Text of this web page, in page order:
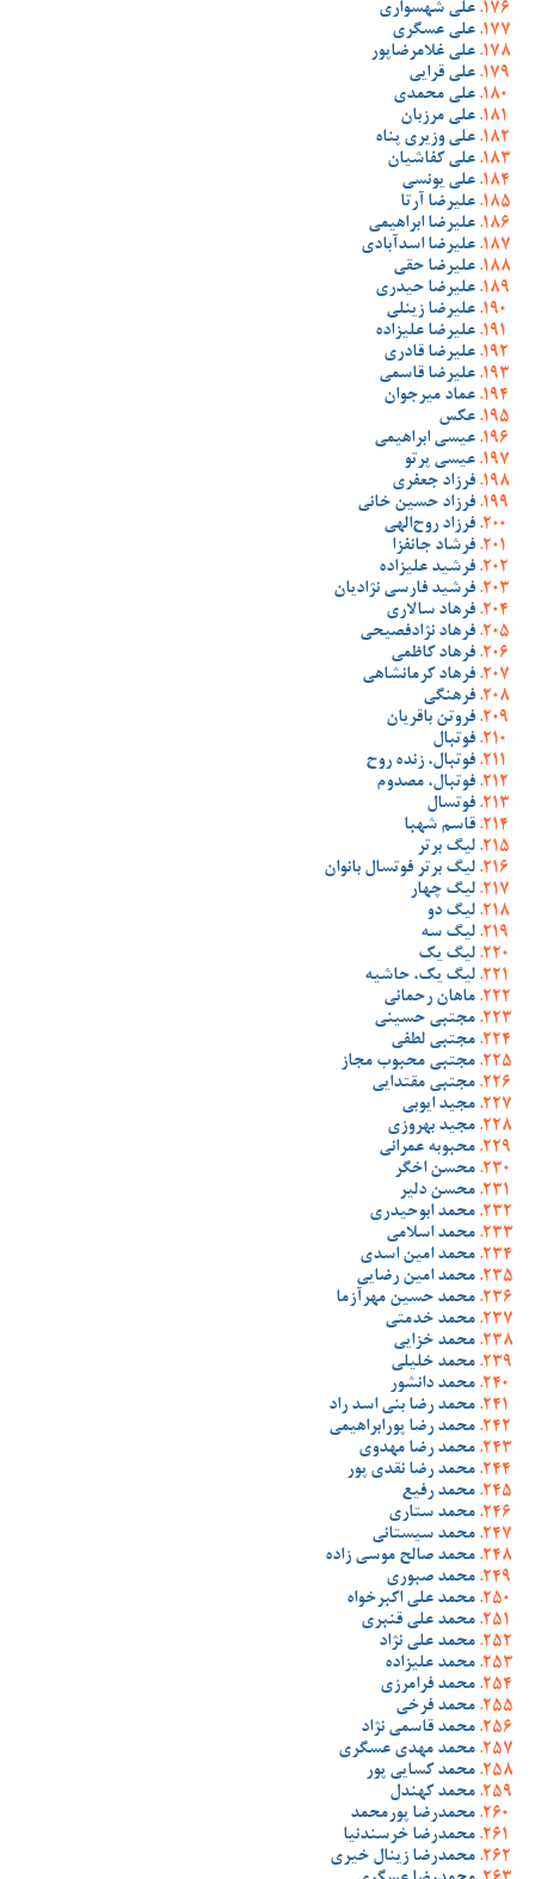
علی شهسواری
علی عسگری
علی غلامرضاپور
علی قرایی
علی محمدی
علی مرزبان
علی وزیری پناه
علی کفاشیان
علی یونسی
علیرضا آرتا
علیرضا ابراهیمی
علیرضا اسدآبادی
علیرضا حقی
علیرضا حیدری
علیرضا زینلی
علیرضا علیزاده
علیرضا قادری
علیرضا قاسمی
عماد میرجوان
عکس
عیسی ابراهیمی
عیسی پرتو
فرزاد جعفری
فرزاد حسین خانی
فرزاد روح‌الهی
فرشاد جانفزا
فرشید علیزاده
فرشید فارسی نژادیان
فرهاد سالاری
فرهاد نژادفصیحی
فرهاد کاظمی
فرهاد کرمانشاهی
فرهنگی
فروتن باقریان
فوتبال
فوتبال، زنده روح
فوتبال، مصدوم
فوتسال
قاسم شهبا
لیگ برتر
لیگ برتر فوتسال بانوان
لیگ چهار
لیگ دو
لیگ سه
لیگ یک
لیگ یک، حاشیه
ماهان رحمانی
مجتبی حسینی
مجتبی لطفی
مجتبی محبوب مجاز
مجتبی مقتدایی
مجید ایوبی
مجید بهروزی
محبوبه عمرانی
محسن اخگر
محسن دلیر
محمد ابوحیدری
محمد اسلامی
محمد امین اسدی
محمد امین رضایی
محمد حسین مهرآزما
محمد خدمتی
محمد خزایی
محمد خلیلی
محمد دانشور
محمد رضا بنی اسد راد
محمد رضا پورابراهیمی
محمد رضا مهدوی
محمد رضا نقدی پور
محمد رفیع
محمد ستاری
محمد سیستانی
محمد صالح موسی زاده
محمد صبوری
محمد علی اکبرخواه
محمد علی قنبری
محمد علی نژاد
محمد علیزاده
محمد فرامرزی
محمد فرخی
محمد قاسمی نژاد
محمد مهدی عسگری
محمد کسایی پور
محمد کهندل
محمدرضا پورمحمد
محمدرضا خرسندنیا
محمدرضا زینال خیری